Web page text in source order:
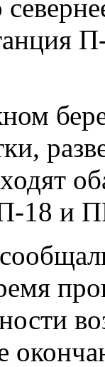
18 и